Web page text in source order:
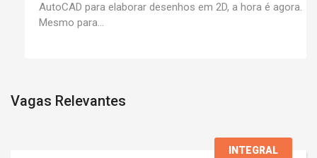
AutoCAD para elaborar desenhos em 2D, a hora é agora.
Mesmo para...
Vagas Relevantes
INTEGRAL